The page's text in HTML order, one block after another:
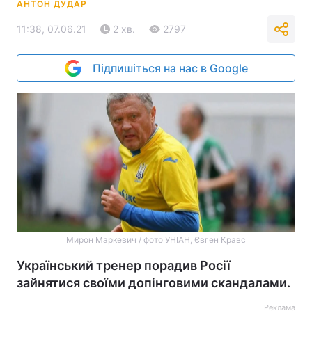
АНТОН ДУДАР
11:38, 07.06.21 2 хв. 2797
Підпишіться на нас в Google
Мирон Маркевич / фото УНІАН, Євген Кравс
Український тренер порадив Росії
зайнятися своїми допінговими скандалами.
Реклама